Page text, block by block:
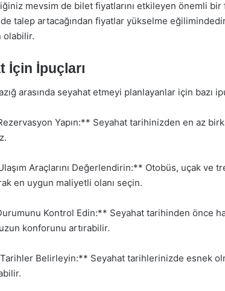
mevsim de bilet fiyatlarını etkileyen önemli bir
talep artacağından fiyatlar yükselme
olabilir.
İçin İpuçları
arasında seyahat etmeyi planlayanlar için bazı
Yapın:** Seyahat tarihinizden en az
Araçlarını Değerlendirin:** Otobüs, uçak ve
en uygun maliyetli olanı seçin.
Kontrol Edin:** Seyahat tarihinden önce
konforunu artırabilir.
Belirleyin:** Seyahat tarihlerinizde esnek